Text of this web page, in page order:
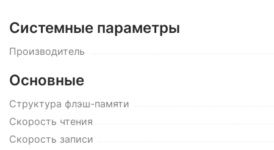
Системные параметры
Производитель
Основные
Структура флэш-памяти
Cкорость чтения
Cкорость записи